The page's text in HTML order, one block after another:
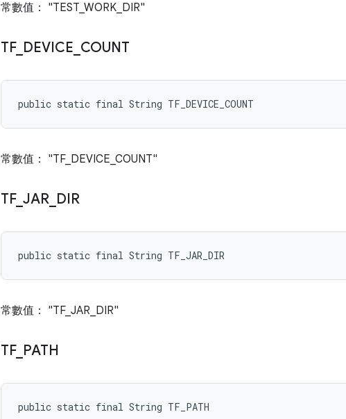
常數值： "TEST_WORK_DIR"
TF_ DEVICE COUNT
public static final String TF_DEVICE_COUNT
常數值： "TF_DEVICE_COUNT"
TF_ JAR DIR
public static final String TF_JAR_DIR
常數值： "TF_JAR_DIR"
TF_ PATH
public static final String TF_PATH